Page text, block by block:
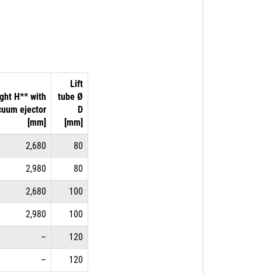
H** with
ejector
[mm]
Lift
tube Ø
D
[mm]
2,680 80
2,980 80
2,680 100
2,980 100
– 120
– 120